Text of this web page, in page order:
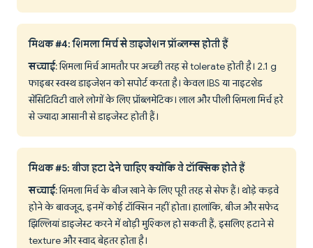
मिथक #4: शिमला मिर्च से डाइजेशन प्रॉब्लम्स होती हैं
सच्चाई: शिमला मिर्च आमतौर पर अच्छी तरह से tolerate होती है। 2.1 g
फाइबर स्वस्थ डाइजेशन को सपोर्ट करता है। केवल IBS या नाइटशेड
सेंसिटिविटी वाले लोगों के लिए प्रॉब्लमेटिक। लाल और पीली शिमला मिर्च हरे
से ज्यादा आसानी से डाइजेस्ट होती हैं।
मिथक #5: बीज हटा देने चाहिए क्योंकि वे टॉक्सिक होते हैं
सच्चाई: शिमला मिर्च के बीज खाने के लिए पूरी तरह से सेफ हैं। थोड़े कड़वे
होने के बावजूद, इनमें कोई टॉक्सिन नहीं होता। हालांकि, बीज और सफेद
झिल्लियां डाइजेस्ट करने में थोड़ी मुश्किल हो सकती हैं, इसलिए हटाने से
texture और स्वाद बेहतर होता है।